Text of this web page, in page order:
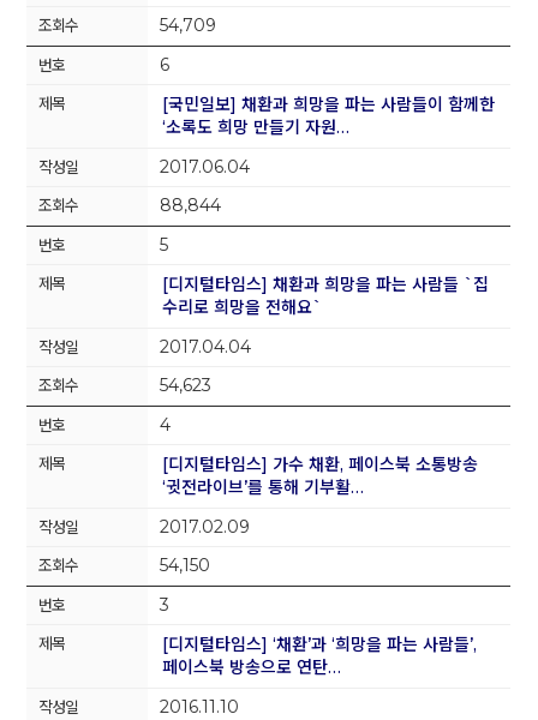
54,709
6
[국민일보] 채환과 희망을 파는 사람들이 함께한
‘소록도 희망 만들기 자원…
2017.06.04
88,844
5
[디지털타임스] 채환과 희망을 파는 사람들 `집
수리로 희망을 전해요`
2017.04.04
54,623
4
[디지털타임스] 가수 채환, 페이스북 소통방송
‘귓전라이브’를 통해 기부활…
2017.02.09
54,150
3
[디지털타임스] ‘채환’과 ‘희망을 파는 사람들’,
페이스북 방송으로 연탄…
2016.11.10